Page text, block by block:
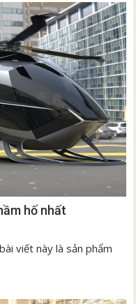
hố nhất
viết này là sản phẩm